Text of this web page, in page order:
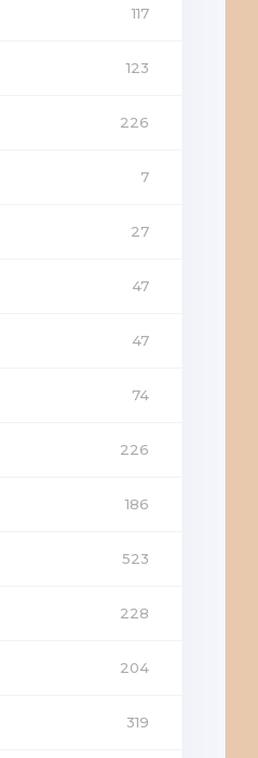
117
123
226
7
27
47
47
74
226
186
523
228
204
319